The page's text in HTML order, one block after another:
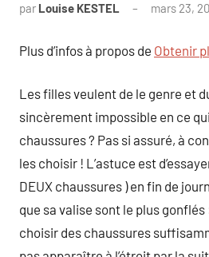
par Louise KESTEL mars 23,
Plus d’infos à propos de Obtenir
Les filles veulent de le genre et
sincèrement impossible en ce
chaussures ? Pas si assuré, à
les choisir ! L’astuce est
DEUX chaussures ) en fin de
que sa valise sont le plus
choisir des chaussures